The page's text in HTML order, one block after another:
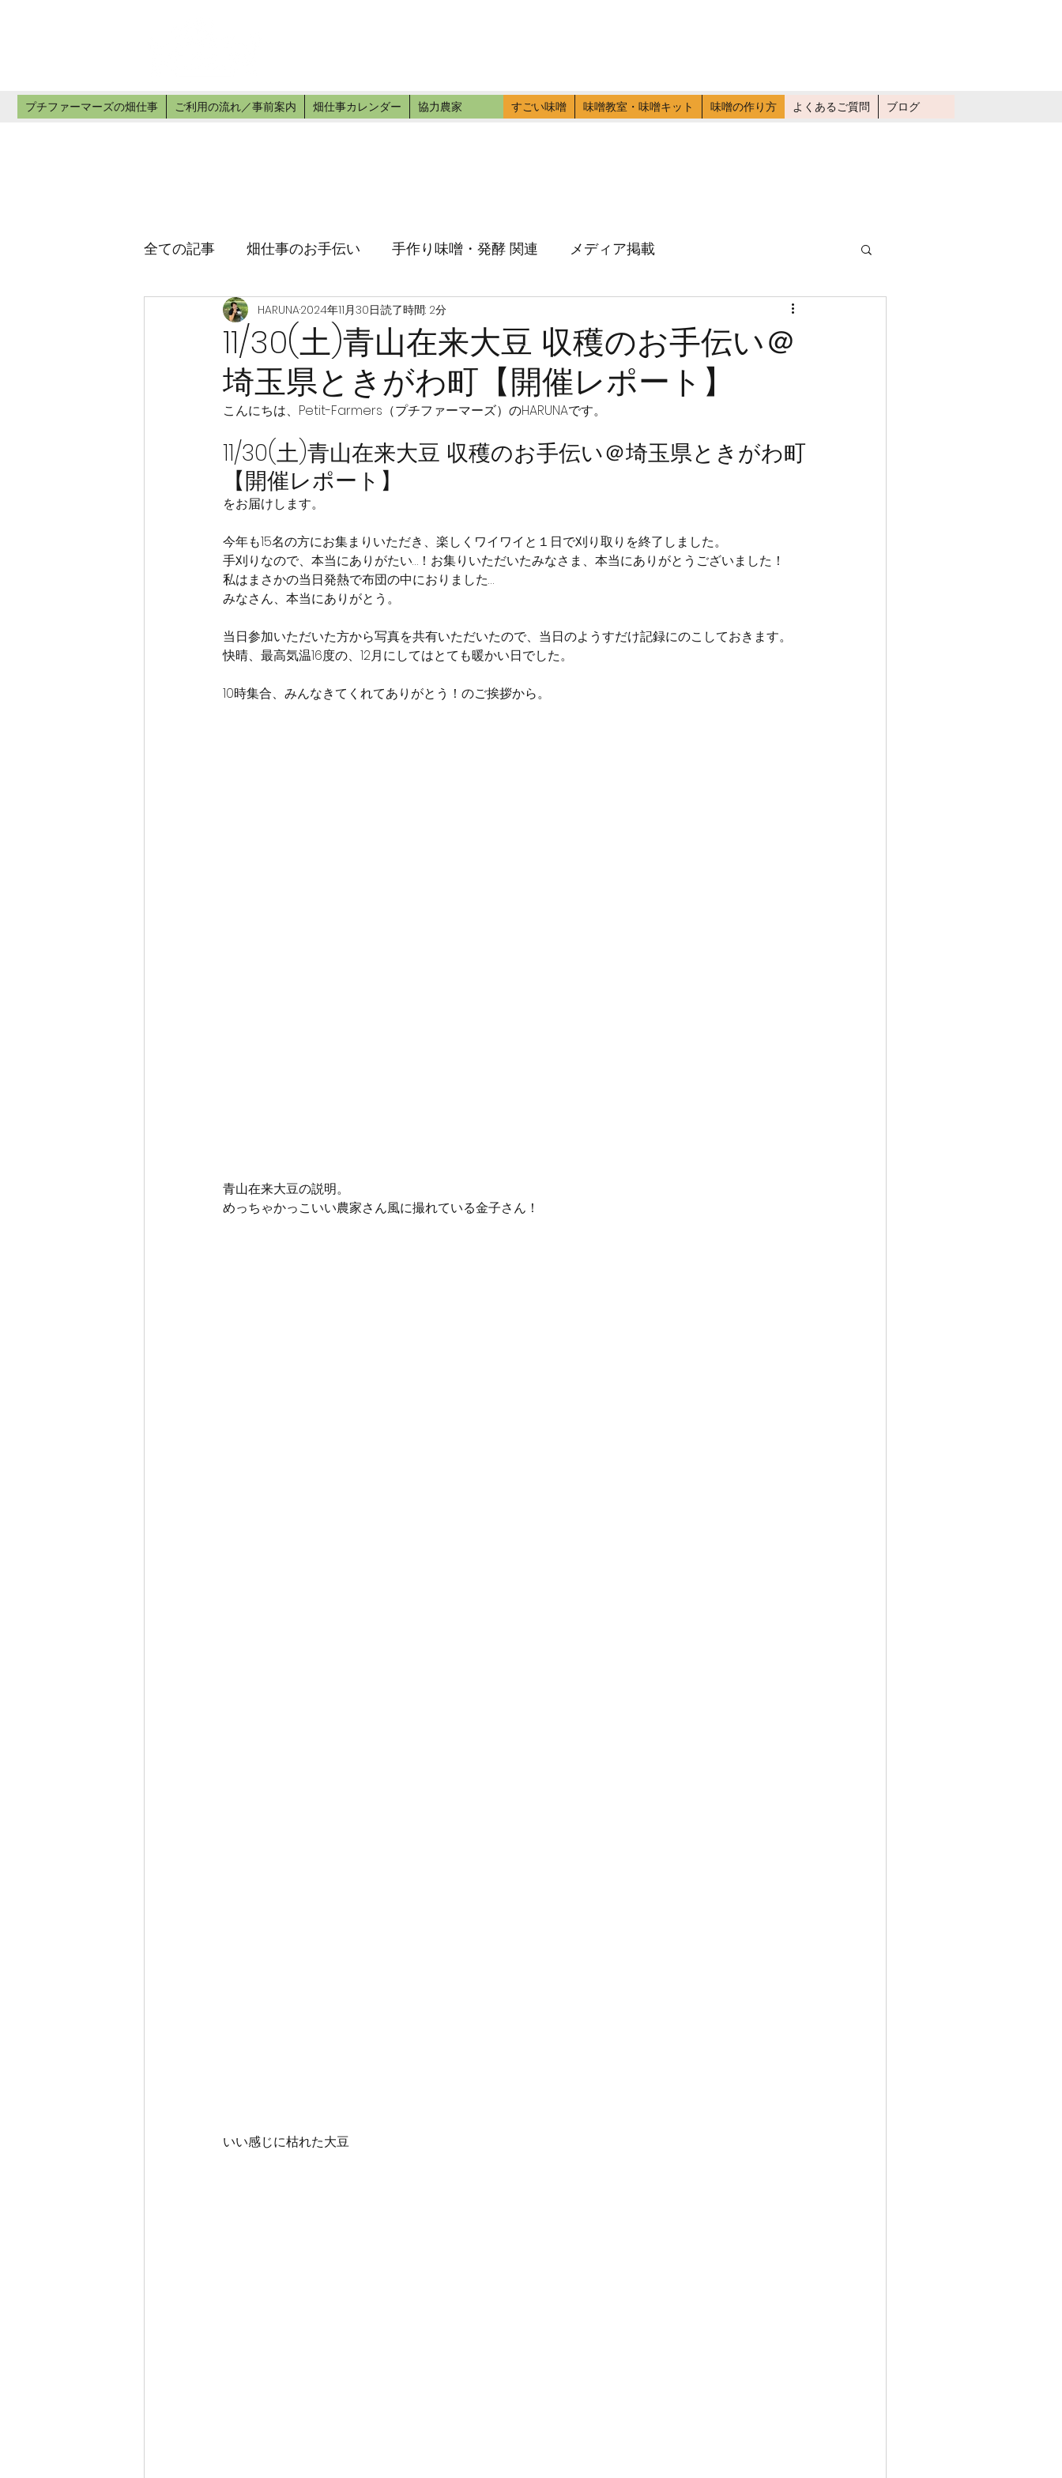
プチファーマーズの畑仕事 ご利用の流れ／事前案内 畑仕事カレンダー 協力農家 すごい味噌 味噌教室・味噌キット 味噌の作り方 よくあるご質問 ブログ
全ての記事 畑仕事のお手伝い 手作り味噌・発酵 関連 メディア掲載
11/30(土)青山在来大豆 収穫のお手伝い＠
埼玉県ときがわ町【開催レポート】
HARUNA2024年11月30日読了時間: 2分
こんにちは、Petit-Farmers（プチファーマーズ）のHARUNAです。
11/30(土)青山在来大豆 収穫のお手伝い＠埼玉県ときがわ町
【開催レポート】
をお届けします。
今年も15名の方にお集まりいただき、楽しくワイワイと１日で刈り取りを終了しました。
手刈りなので、本当にありがたい…！お集りいただいたみなさま、本当にありがとうございました！
私はまさかの当日発熱で布団の中におりました…
みなさん、本当にありがとう。
当日参加いただいた方から写真を共有いただいたので、当日のようすだけ記録にのこしておきます。
快晴、最高気温16度の、12月にしてはとても暖かい日でした。
10時集合、みんなきてくれてありがとう！のご挨拶から。
青山在来大豆の説明。
めっちゃかっこいい農家さん風に撮れている金子さん！
いい感じに枯れた大豆